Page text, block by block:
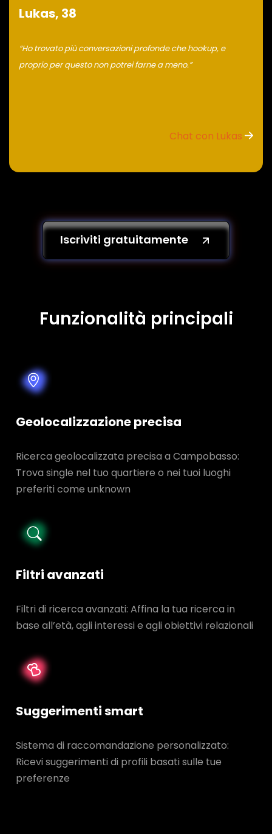
Lukas, 38
“Ho trovato più conversazioni profonde che hookup, e
proprio per questo non potrei farne a meno.”
Chat con Lukas
Iscriviti gratuitamente
Funzionalità principali
Geolocalizzazione precisa
Ricerca geolocalizzata precisa a Campobasso:
Trova single nel tuo quartiere o nei tuoi luoghi
preferiti come unknown
Filtri avanzati
Filtri di ricerca avanzati: Affina la tua ricerca in
base all’età, agli interessi e agli obiettivi relazionali
Suggerimenti smart
Sistema di raccomandazione personalizzato:
Ricevi suggerimenti di profili basati sulle tue
preferenze